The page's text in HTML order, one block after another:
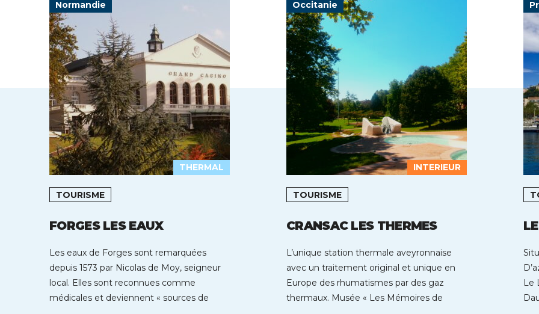
Normandie
THERMAL
TOURISME
FORGES LES EAUX
Les eaux de Forges sont remarquées
depuis 1573 par Nicolas de Moy, seigneur
local. Elles sont reconnues comme
médicales et deviennent « sources de
Occitanie
INTERIEUR
TOURISME
CRANSAC LES THERMES
L’unique station thermale aveyronnaise
avec un traitement original et unique en
Europe des rhumatismes par des gaz
thermaux. Musée « Les Mémoires de
Le